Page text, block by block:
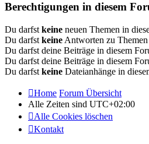
Berechtigungen in diesem
Du darfst keine neuen Themen in
Du darfst keine Antworten zu
Du darfst deine Beiträge in diesem
Du darfst deine Beiträge in diesem
Du darfst keine Dateianhänge in
Home Forum Übersicht
Alle Zeiten sind UTC+02:00
Alle Cookies löschen
Kontakt